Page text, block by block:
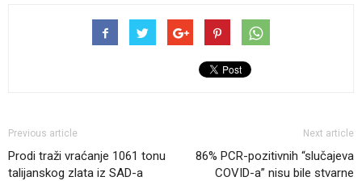
Previous article
Prodi traži vraćanje 1061 tonu
talijanskog zlata iz SAD-a
Next article
86% PCR-pozitivnih “slučajeva
COVID-a” nisu bile stvarne